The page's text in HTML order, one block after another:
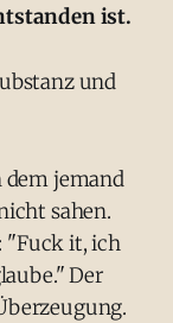
ist.
und
dem jemand
sahen.
"Fuck it, ich
Der